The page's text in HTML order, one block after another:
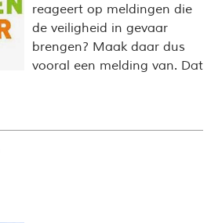
reageert op meldingen die
de veiligheid in gevaar
brengen? Maak daar dus
vooral een melding van. Dat